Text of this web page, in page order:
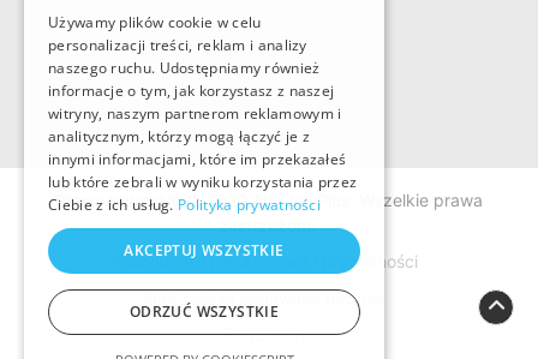
Prawo autorskie © 2020 Art Line Plus. Wszelkie prawa
zastrzeżone.
Polityka bezpieczeństwa i prywatności
Najczęściej zadawane pytania
Regulamin
Używamy plików cookie w celu
personalizacji treści, reklam i analizy
naszego ruchu. Udostępniamy również
informacje o tym, jak korzystasz z naszej
witryny, naszym partnerom reklamowym i
analitycznym, którzy mogą łączyć je z
innymi informacjami, które im przekazałeś
lub które zebrali w wyniku korzystania przez
Ciebie z ich usług. Polityka prywatności
AKCEPTUJ WSZYSTKIE
ODRZUĆ WSZYSTKIE